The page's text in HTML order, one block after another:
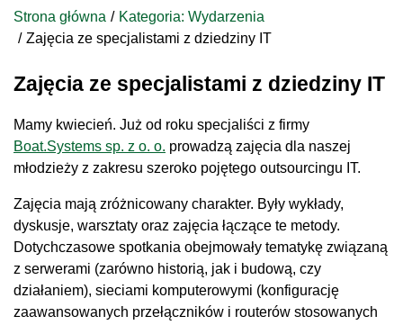
Strona główna
Kategoria: Wydarzenia
Zajęcia ze specjalistami z dziedziny IT
Zajęcia ze specjalistami z dziedziny IT
Mamy kwiecień. Już od roku specjaliści z firmy
Boat.Systems sp. z o. o. prowadzą zajęcia dla naszej
młodzieży z zakresu szeroko pojętego outsourcingu IT.
Zajęcia mają zróżnicowany charakter. Były wykłady,
dyskusje, warsztaty oraz zajęcia łączące te metody.
Dotychczasowe spotkania obejmowały tematykę związaną
z serwerami (zarówno historią, jak i budową, czy
działaniem), sieciami komputerowymi (konfigurację
zaawansowanych przełączników i routerów stosowanych